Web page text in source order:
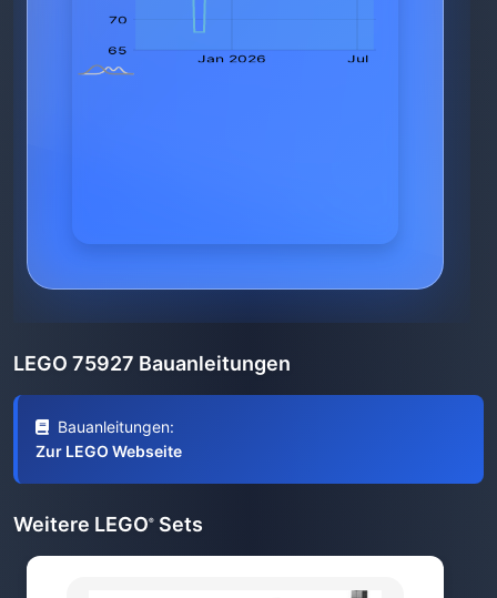
LEGO 75927 Bauanleitungen
Bauanleitungen:
Zur LEGO Webseite
Weitere LEGO® Sets